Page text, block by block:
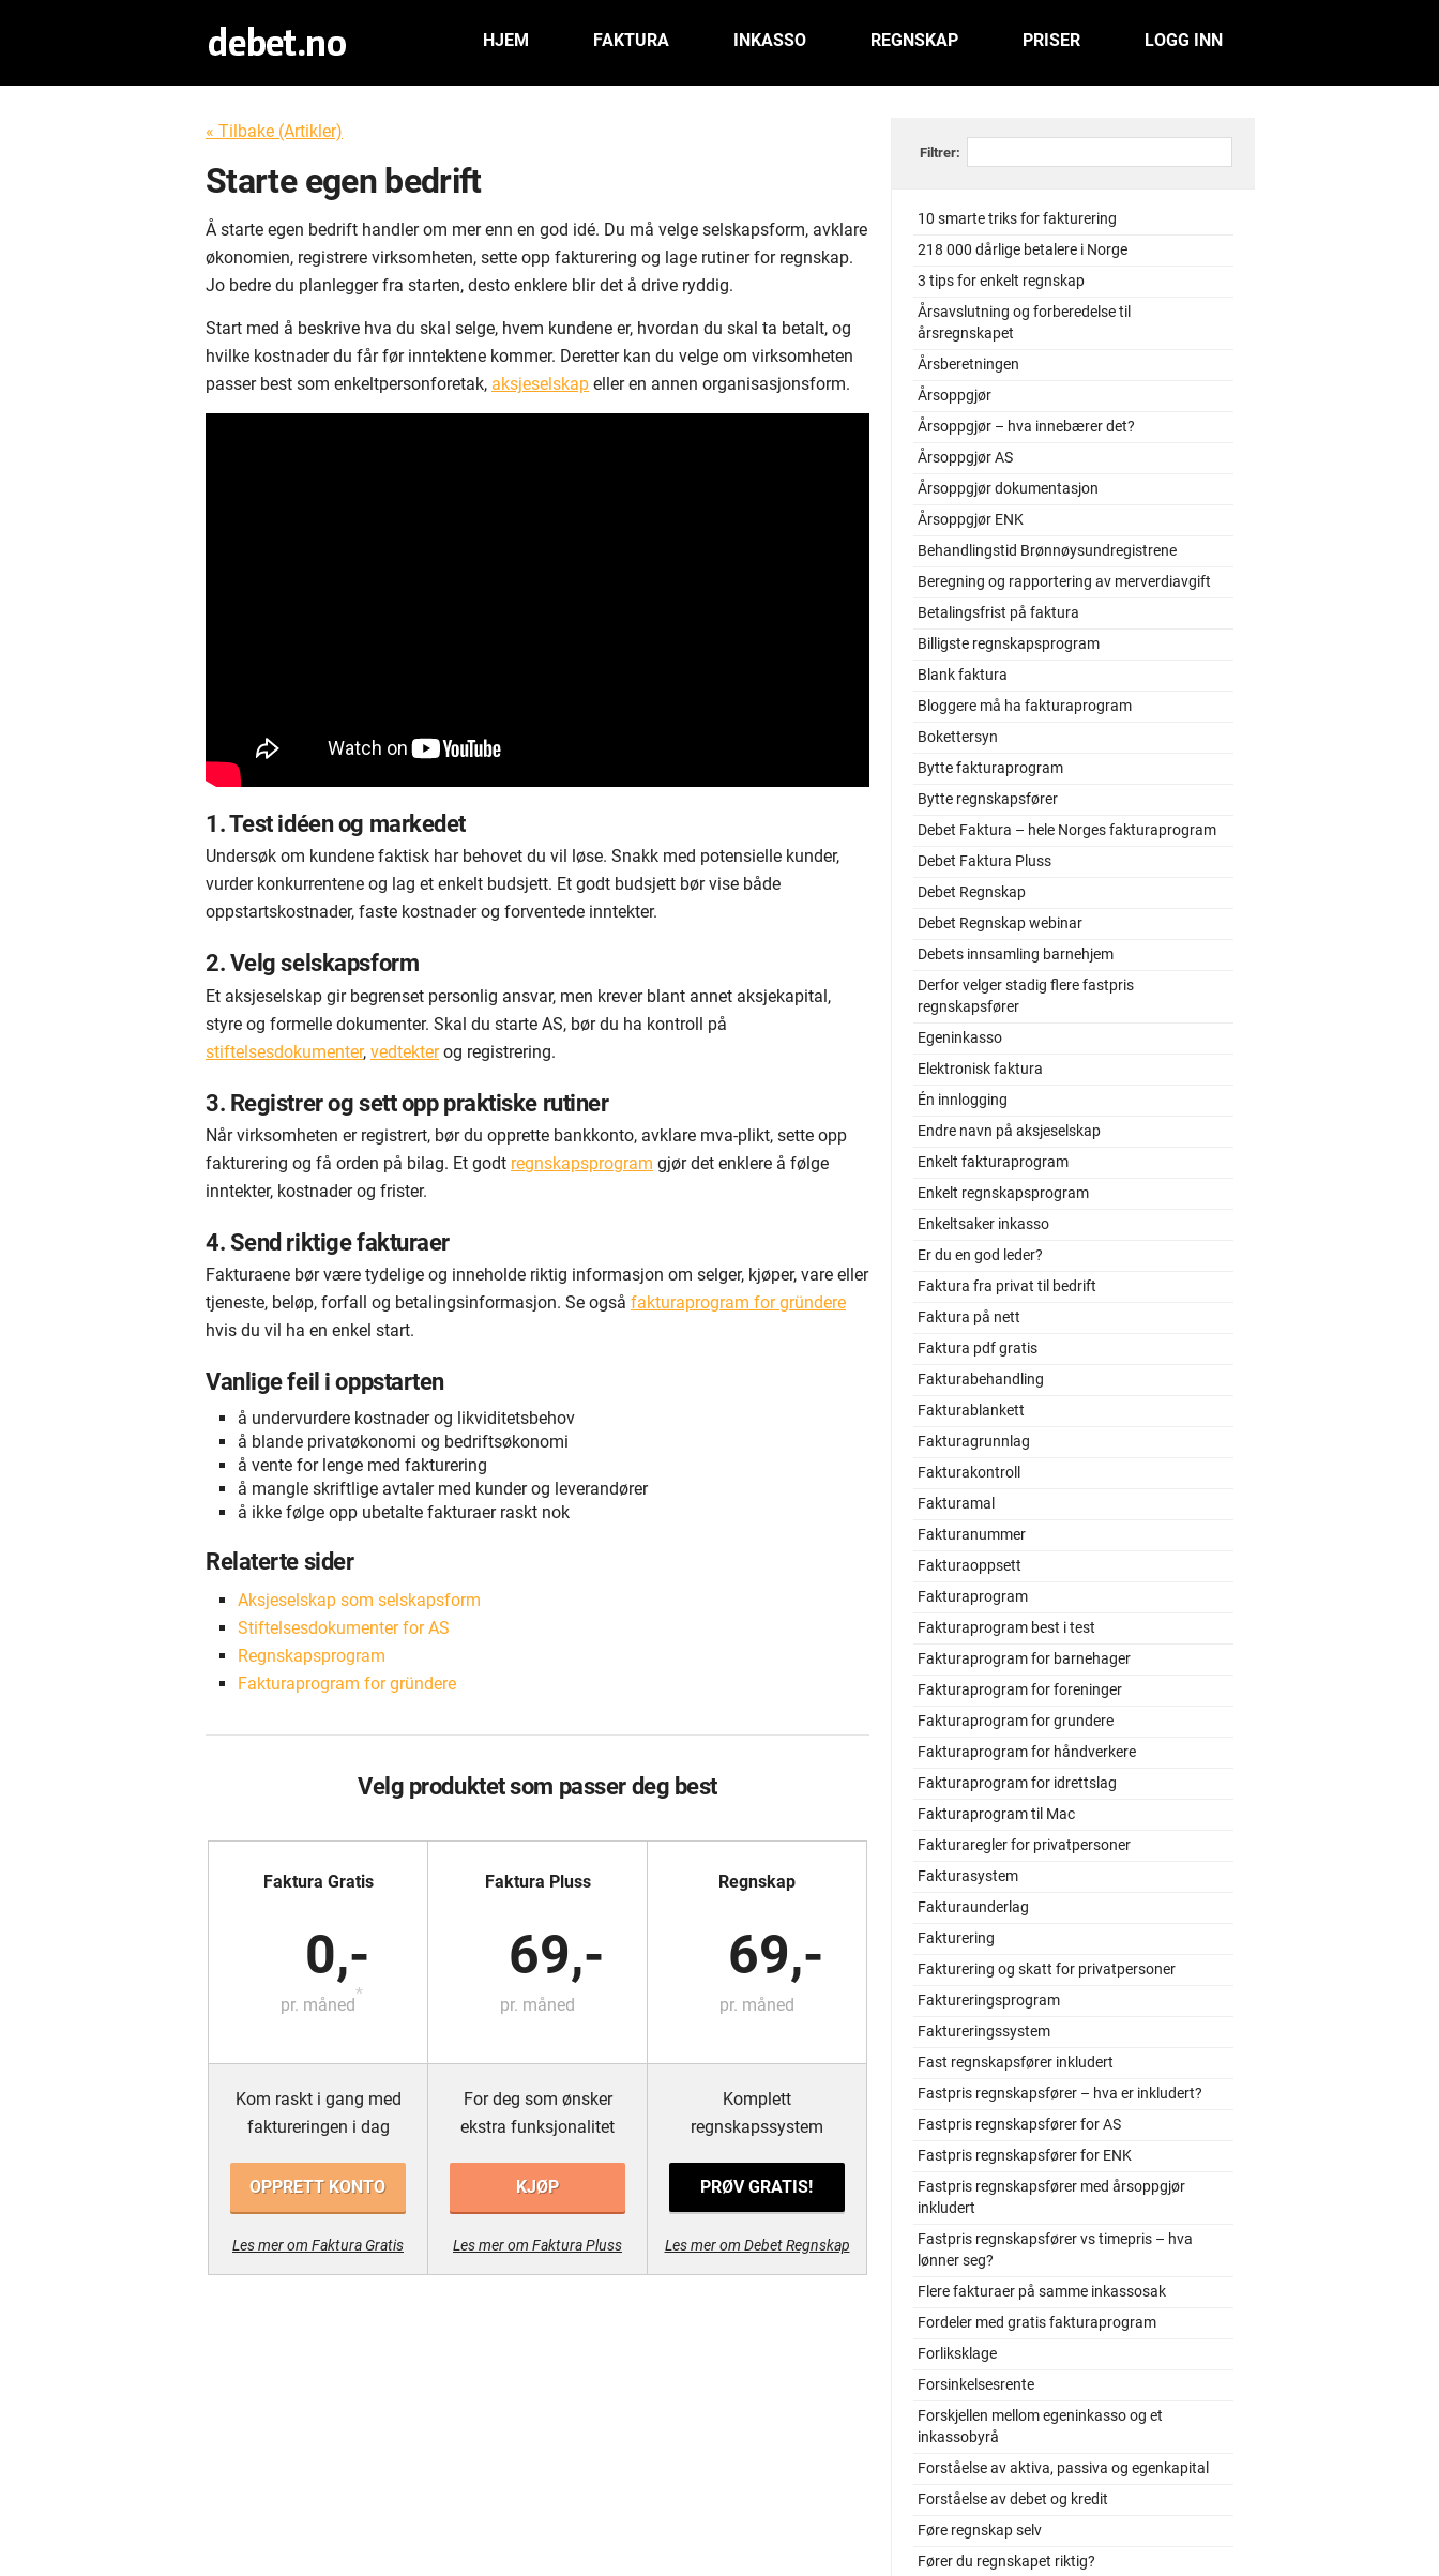
LOGG INN
PRISER
REGNSKAP
INKASSO
FAKTURA
HJEM
« Tilbake (Artikler)
Starte egen bedrift
Å starte egen bedrift handler om mer enn en god idé. Du må velge selskapsform, avklare
økonomien, registrere virksomheten, sette opp fakturering og lage rutiner for regnskap.
Jo bedre du planlegger fra starten, desto enklere blir det å drive ryddig.
Start med å beskrive hva du skal selge, hvem kundene er, hvordan du skal ta betalt, og
hvilke kostnader du får før inntektene kommer. Deretter kan du velge om virksomheten
passer best som enkeltpersonforetak, aksjeselskap eller en annen organisasjonsform.
1. Test idéen og markedet
Undersøk om kundene faktisk har behovet du vil løse. Snakk med potensielle kunder,
vurder konkurrentene og lag et enkelt budsjett. Et godt budsjett bør vise både
oppstartskostnader, faste kostnader og forventede inntekter.
2. Velg selskapsform
Et aksjeselskap gir begrenset personlig ansvar, men krever blant annet aksjekapital,
styre og formelle dokumenter. Skal du starte AS, bør du ha kontroll på
stiftelsesdokumenter, vedtekterog registrering.
3. Registrer og sett opp praktiske rutiner
Når virksomheten er registrert, bør du opprette bankkonto, avklare mva-plikt, sette opp
fakturering og få orden på bilag. Et godt regnskapsprogram gjør det enklere å følge
inntekter, kostnader og frister.
4. Send riktige fakturaer
Fakturaene bør være tydelige og inneholde riktig informasjon om selger, kjøper, vare eller
tjeneste, beløp, forfall og betalingsinformasjon. Se også fakturaprogram for gründere
hvis du vil ha en enkel start.
Vanlige feil i oppstarten
å undervurdere kostnader og likviditetsbehov
å blande privatøkonomi og bedriftsøkonomi
å vente for lenge med fakturering
å mangle skriftlige avtaler med kunder og leverandører
å ikke følge opp ubetalte fakturaer raskt nok
Relaterte sider
Aksjeselskap som selskapsform
Stiftelsesdokumenter for AS
Regnskapsprogram
Fakturaprogram for gründere
Velg produktet som passer deg best
Faktura Gratis
0,-
pr. måned
*
Kom raskt i gang med
faktureringen i dag
OPPRETT KONTO
Les mer om Faktura Gratis
Faktura Pluss
69,-
pr. måned
For deg som ønsker
ekstra funksjonalitet
KJØP
Les mer om Faktura Pluss
Regnskap
69,-
pr. måned
Komplett
regnskapssystem
PRØV GRATIS!
Les mer om Debet Regnskap
Filtrer:
10 smarte triks for fakturering
218 000 dårlige betalere i Norge
3 tips for enkelt regnskap
Årsavslutning og forberedelse til
årsregnskapet
Årsberetningen
Årsoppgjør
Årsoppgjør – hva innebærer det?
Årsoppgjør AS
Årsoppgjør dokumentasjon
Årsoppgjør ENK
Behandlingstid Brønnøysundregistrene
Beregning og rapportering av merverdiavgift
Betalingsfrist på faktura
Billigste regnskapsprogram
Blank faktura
Bloggere må ha fakturaprogram
Bokettersyn
Bytte fakturaprogram
Bytte regnskapsfører
Debet Faktura – hele Norges fakturaprogram
Debet Faktura Pluss
Debet Regnskap
Debet Regnskap webinar
Debets innsamling barnehjem
Derfor velger stadig flere fastpris
regnskapsfører
Egeninkasso
Elektronisk faktura
Én innlogging
Endre navn på aksjeselskap
Enkelt fakturaprogram
Enkelt regnskapsprogram
Enkeltsaker inkasso
Er du en god leder?
Faktura fra privat til bedrift
Faktura på nett
Faktura pdf gratis
Fakturabehandling
Fakturablankett
Fakturagrunnlag
Fakturakontroll
Fakturamal
Fakturanummer
Fakturaoppsett
Fakturaprogram
Fakturaprogram best i test
Fakturaprogram for barnehager
Fakturaprogram for foreninger
Fakturaprogram for grundere
Fakturaprogram for håndverkere
Fakturaprogram for idrettslag
Fakturaprogram til Mac
Fakturaregler for privatpersoner
Fakturasystem
Fakturaunderlag
Fakturering
Fakturering og skatt for privatpersoner
Faktureringsprogram
Faktureringssystem
Fast regnskapsfører inkludert
Fastpris regnskapsfører – hva er inkludert?
Fastpris regnskapsfører for AS
Fastpris regnskapsfører for ENK
Fastpris regnskapsfører med årsoppgjør
inkludert
Fastpris regnskapsfører vs timepris – hva
lønner seg?
Flere fakturaer på samme inkassosak
Fordeler med gratis fakturaprogram
Forliksklage
Forsinkelsesrente
Forskjellen mellom egeninkasso og et
inkassobyrå
Forståelse av aktiva, passiva og egenkapital
Forståelse av debet og kredit
Føre regnskap selv
Fører du regnskapet riktig?